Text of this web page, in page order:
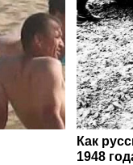
Как
1948